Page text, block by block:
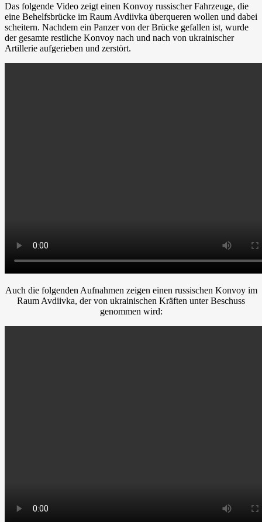
Das folgende Video zeigt einen Konvoy russischer Fahrzeuge, die
eine Behelfsbrücke im Raum Avdiivka überqueren wollen und dabei
scheitern. Nachdem ein Panzer von der Brücke gefallen ist, wurde
der gesamte restliche Konvoy nach und nach von ukrainischer
Artillerie aufgerieben und zerstört.
Auch die folgenden Aufnahmen zeigen einen russischen Konvoy im
Raum Avdiivka, der von ukrainischen Kräften unter Beschuss
genommen wird: